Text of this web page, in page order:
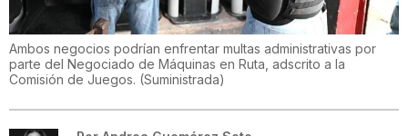
Ambos negocios podrían enfrentar multas administrativas por
parte del Negociado de Máquinas en Ruta, adscrito a la
Comisión de Juegos. (Suministrada)